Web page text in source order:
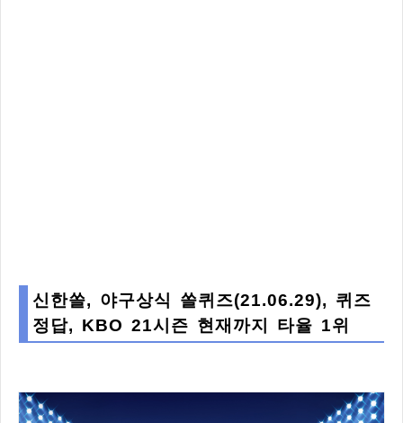
신한쏠, 야구상식 쏠퀴즈(21.06.29), 퀴즈
정답, KBO 21시즌 현재까지 타율 1위